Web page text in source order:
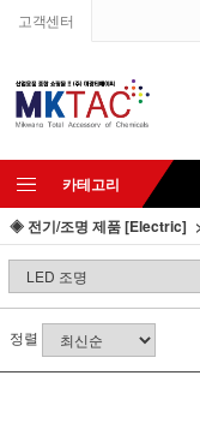
고객센터
카테고리
◈ 전기/조명 제품 [Electric]
정렬